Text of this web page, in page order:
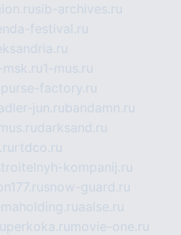
sib-archives.ru
festival.ru
msk.ru1-mus.ru
purse-factory.ru
jun.rubandamn.ru
darksand.ru
rtdco.ru
kompanij.ru
snow-guard.ru
aalse.ru
perkoka.ru movie-one.ru